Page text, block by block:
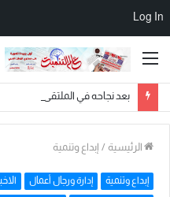
Log In
القائمة
الرئيسية / إبداع وتنمية
إبداع وتنمية إدارة ورجال أعمال